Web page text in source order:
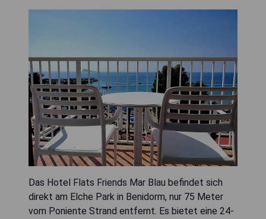
Das Hotel Flats Friends Mar Blau befindet sich
direkt am Elche Park in Benidorm, nur 75 Meter
vom Poniente Strand entfernt. Es bietet eine 24-